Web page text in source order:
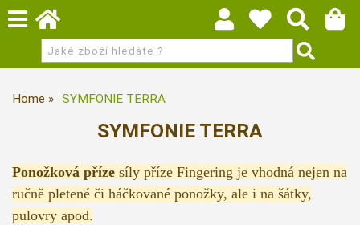
Home SYMFONIE TERRA
SYMFONIE TERRA
Ponožková příze síly příze Fingering je vhodná nejen na
ručně pletené či háčkované ponožky, ale i na šátky,
pulovry apod.